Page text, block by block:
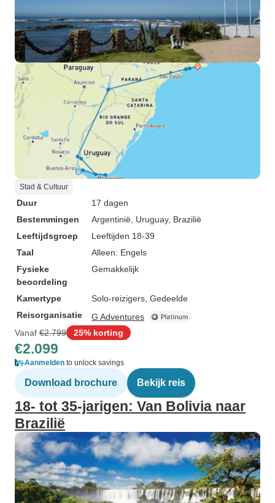
Stad & Cultuur
Duur
17 dagen
Bestemmingen
Argentinië , Uruguay, Brazilië
Leeftijdsgroep
Leeftijden 18-39
Taal
Alleen: Engels
Fysieke
beoordeling
Gemakkelijk
Kamertype
Solo-reizigers, Gedeelde
Reisorganisatie
G Adventures
Vanaf €2.799 25% korting
€2.099
Aanmelden to unlock savings
Download brochure Bekijk reis
18- tot 35-jarigen: Van Bolivia naar
Brazilië